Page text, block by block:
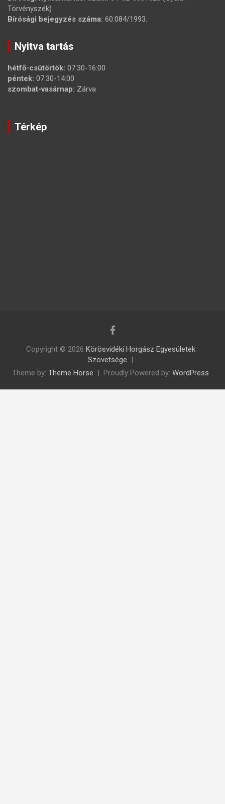
Törvényszék)
Bírósági bejegyzés száma: 60.084/1993.
Nyitva tartás
hétfő-csütörtök: 07:30-16:00
péntek: 07:30-14:00
szombat-vasárnap: Zárva
Térkép
Copyright © 2026 Körösvidéki Horgász Egyesületek
Szövetsége
Theme by: Theme Horse Proudly Powered by: WordPress